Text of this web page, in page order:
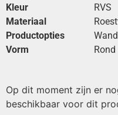
Kleur
RVS
Materiaal
Productopties
Vorm
Rond
Op dit moment zijn er
beschikbaar voor dit